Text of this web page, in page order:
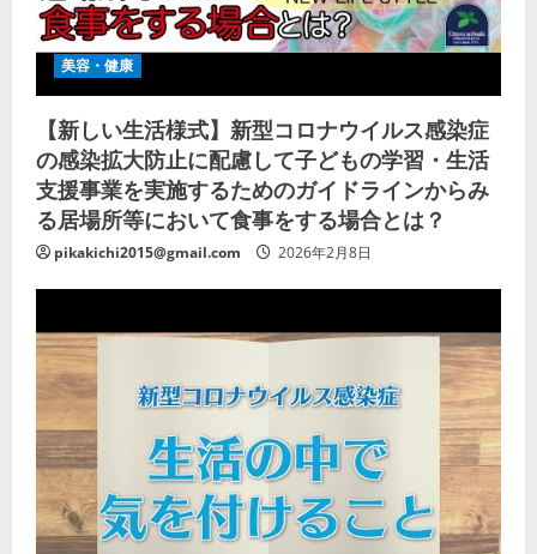
美容・健康
【新しい生活様式】新型コロナウイルス感染症
の感染拡大防止に配慮して子どもの学習・生活
支援事業を実施するためのガイドラインからみ
る居場所等において食事をする場合とは？
pikakichi2015@gmail.com 2026年2月8日